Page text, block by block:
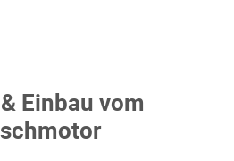
Einbau vom